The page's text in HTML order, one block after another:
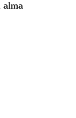
alma